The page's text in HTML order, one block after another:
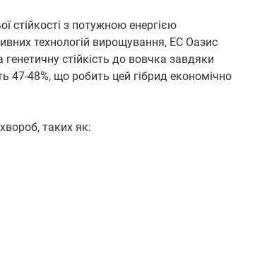
стійкості з потужною енергією
технологій вирощування, ЕС Оазис
стійкість до вовчка завдяки
47-48%, що робить цей гібрид економічно
таких як: